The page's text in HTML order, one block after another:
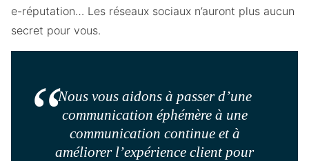
e-réputation… Les réseaux sociaux n’auront plus aucun
secret pour vous.
Nous vous aidons à passer d’une
communication éphémère à une
communication continue et à
améliorer l’expérience client pour